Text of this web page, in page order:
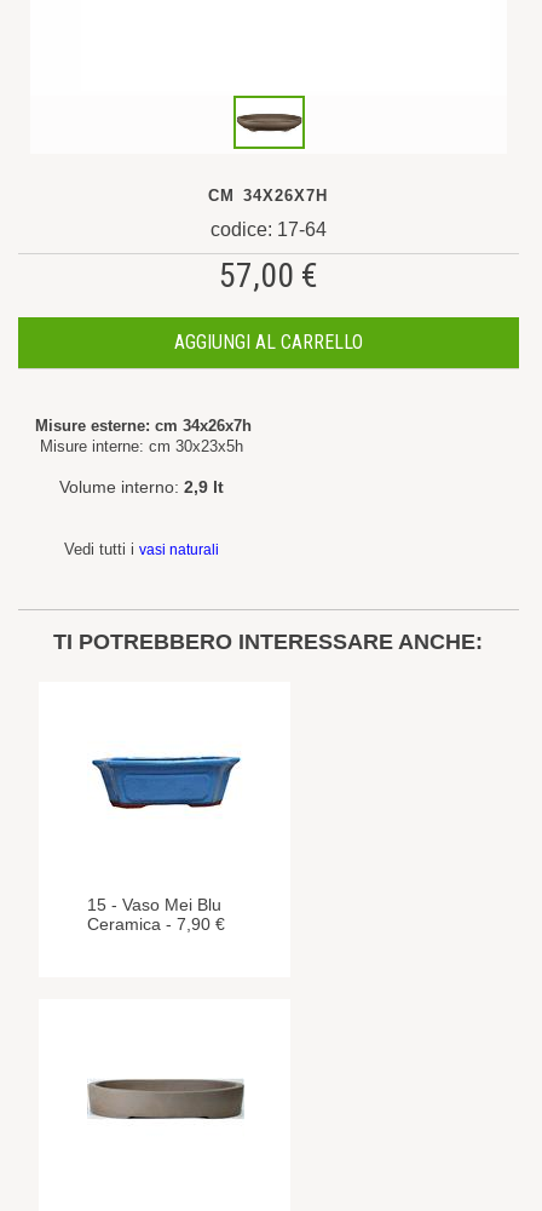
CM 34X26X7H
codice: 17-64
57,00 €
AGGIUNGI AL CARRELLO
Misure esterne: cm 34x26x7h
Misure interne: cm 30x23x5h
Volume interno: 2,9 lt
Vedi tutti i vasi naturali
TI POTREBBERO INTERESSARE ANCHE:
15 - Vaso Mei Blu
Ceramica - 7,90 €